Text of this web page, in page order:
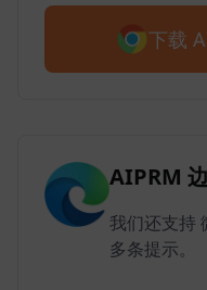
下载
AIPRM
我们还支持
多条提示。